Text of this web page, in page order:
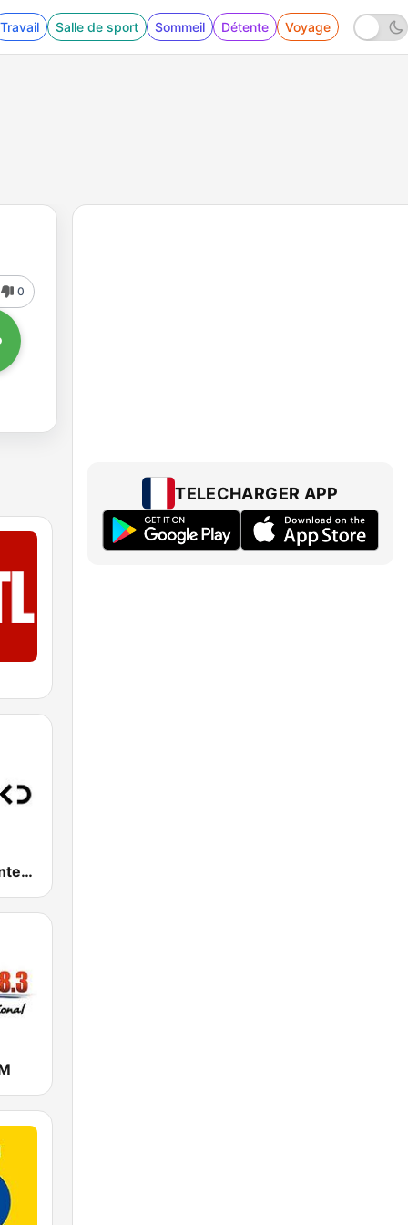
Travail Salle de sport Sommeil Détente Voyage
0
Israel Radio International
TELECHARGER APP